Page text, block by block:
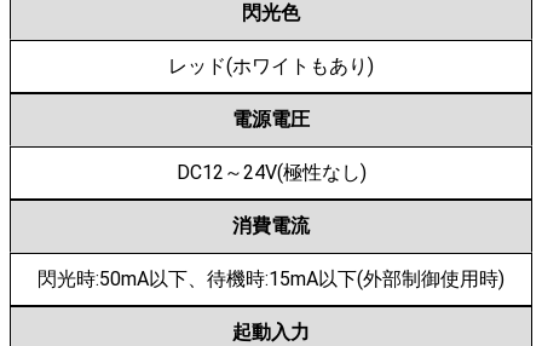
閃光色
レッド(ホワイトもあり)
電源電圧
DC12～24V(極性なし)
消費電流
閃光時:50mA以下、待機時:15mA以下(外部制御使用時)
起動入力